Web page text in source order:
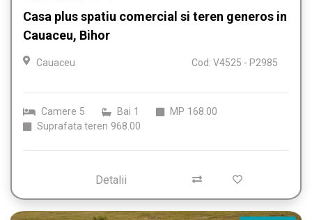
Casa plus spatiu comercial si teren generos in
Cauaceu, Bihor
Cauaceu Cod: V4525 - P2985
Camere 5 Bai 1 MP 168.00
Suprafata teren 968.00
Detalii